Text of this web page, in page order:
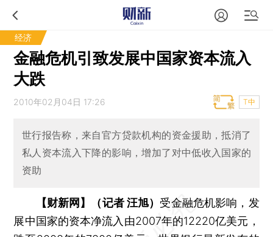
经济
金融危机引致发展中国家资本流入
大跌
2010年02月04日 17:26 T中
世行报告称，来自官方贷款机构的资金援助，抵消了
私人资本流入下降的影响，增加了对中低收入国家的
资助
【财新网】（记者 汪旭） 受金融危机影响，发
展中国家的资本净流入由2007年的12220亿美元，